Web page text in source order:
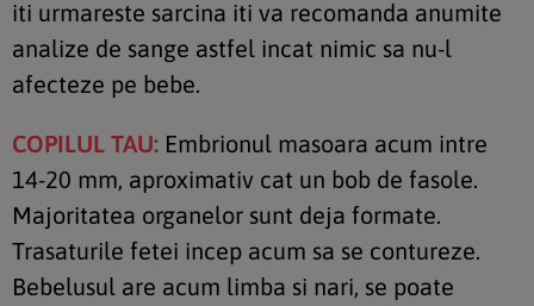
iti urmareste sarcina iti va recomanda anumite
analize de sange astfel incat nimic sa nu-l
afecteze pe bebe.
COPILUL TAU: Embrionul masoara acum intre
14-20 mm, aproximativ cat un bob de fasole.
Majoritatea organelor sunt deja formate.
Trasaturile fetei incep acum sa se contureze.
Bebelusul are acum limba si nari, se poate